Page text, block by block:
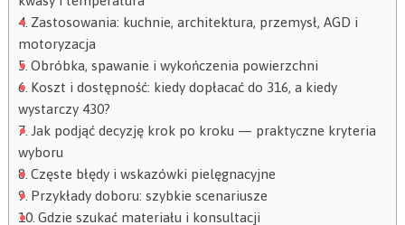
Zastosowania: kuchnie, architektura, przemysł, AGD i
motoryzacja
Obróbka, spawanie i wykończenia powierzchni
Koszt i dostępność: kiedy dopłacać do 316, a kiedy
wystarczy 430?
Jak podjąć decyzję krok po kroku — praktyczne kryteria
wyboru
Częste błędy i wskazówki pielęgnacyjne
Przykłady doboru: szybkie scenariusze
Gdzie szukać materiału i konsultacji